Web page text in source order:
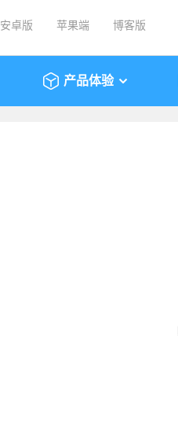
安卓版 苹果端 博客版
产品体验